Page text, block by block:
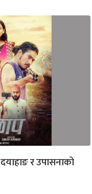
दयाहाङ र उपासनाको